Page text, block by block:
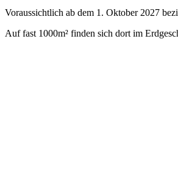
Voraussichtlich ab dem 1. Oktober 2027
Auf fast 1000m² finden sich dort im